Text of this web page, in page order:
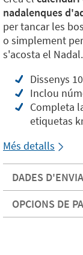
nadalenques
per tancar les
o simplement
s'acosta el Nadal.
Dissenys
Inclou
Completa
etiquetas
Més detalls
DADES
OPCIONS DE